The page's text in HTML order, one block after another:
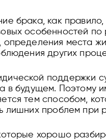
брака, как
особенностей
определения места
других
поддержки
в будущем. Поэтому
тем способом,
лишних проблем при
хорошо